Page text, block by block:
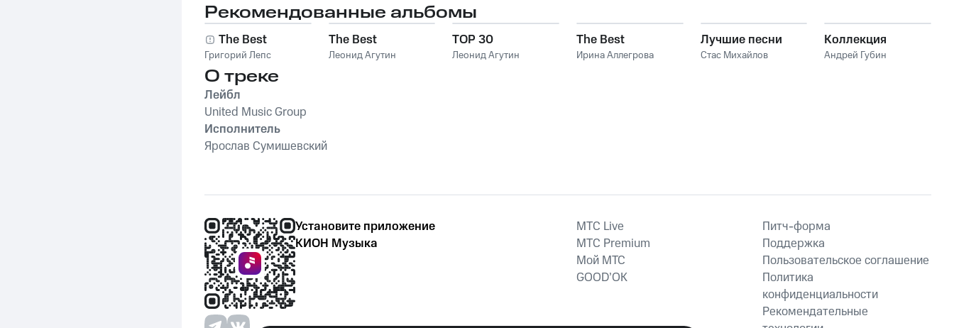
Рекомендованные альбомы
The Best
Григорий Лепс
The Best
Леонид Агутин
TOP 30
Леонид Агутин
The Best
Ирина Аллегрова
Лучшие песни
Стас Михайлов
Коллекция
Андрей Губин
О треке
Лейбл
United Music Group
Исполнитель
Ярослав Сумишевский
Установите приложение
КИОН Музыка
MTС Live
MTС Premium
Мой МТС
GOOD’OK
Питч-форма
Поддержка
Пользовательское соглашение
Политика
конфиденциальности
Рекомендательные